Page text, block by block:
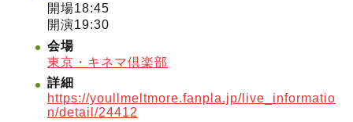
開場18:45
開演19:30
会場
東京・キネマ倶楽部
詳細
https://youllmeltmore.fanpla.jp/live_informatio
n/detail/24412